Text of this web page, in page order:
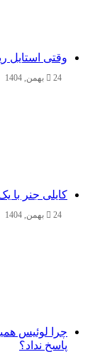
وقتی استایل
24 بهمن, 1404
کایلی جنر با
24 بهمن, 1404
چرا لوئیس
پاسخ نداد؟